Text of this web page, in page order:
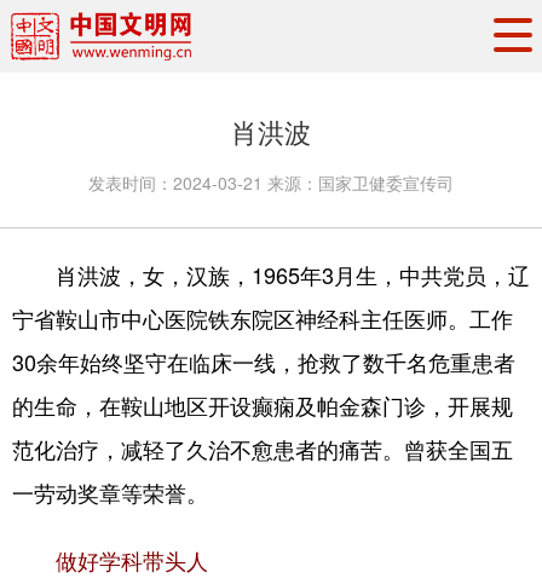
资讯联播
文明培育
文明实践
文明创建
肖洪波
发表时间： 2024-03-21 来源： 国家卫健委宣传司
肖洪波，女，汉族，1965年3月生，中共党员，辽
宁省鞍山市中心医院铁东院区神经科主任医师。工作
30余年始终坚守在临床一线，抢救了数千名危重患者
的生命，在鞍山地区开设癫痫及帕金森门诊，开展规
范化治疗，减轻了久治不愈患者的痛苦。曾获全国五
一劳动奖章等荣誉。
做好学科带头人